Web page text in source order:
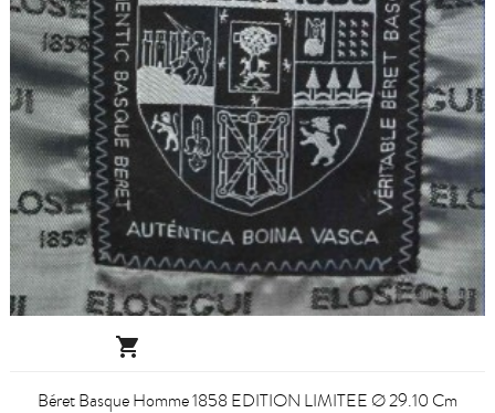

Béret Basque Homme 1858 EDITION LIMITEE Ø 29.10 Cm